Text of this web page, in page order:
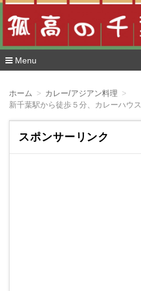
Menu
ホーム
カレー/アジアン料理
新千葉駅から徒歩５分、カレーハウ
スポンサーリンク